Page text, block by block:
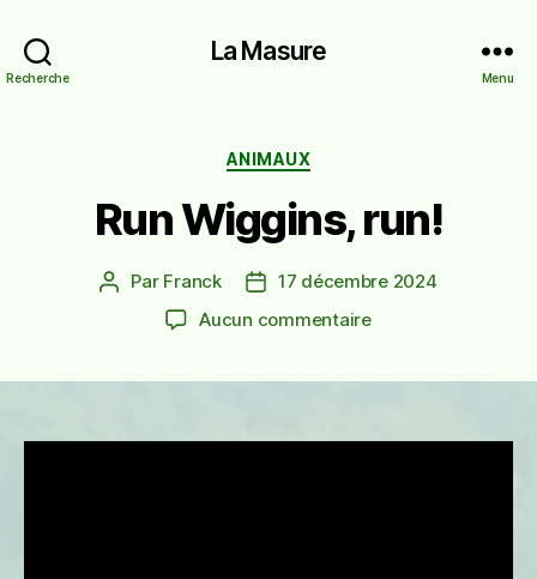
Recherche
La Masure
Menu
Catégories
ANIMAUX
Run Wiggins, run!
Auteur
Par Franck
Date17 décembre 2024
Aucun commentairesur